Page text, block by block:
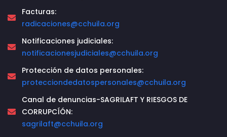
Facturas:
radicaciones@cchuila.org
Notificaciones judiciales:
notificacionesjudiciales@cchuila.org
Protección de datos personales:
protecciondedatospersonales@cchuila.org
Canal de denuncias-SAGRILAFT Y RIESGOS DE
CORRUPCÍÓN:
sagrilaft@cchuila.org